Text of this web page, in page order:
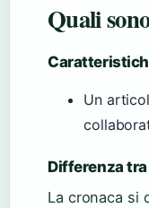
Quali
Un
Differenza
La cronaca si